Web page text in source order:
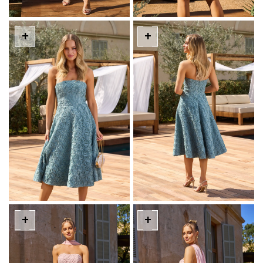
+ +
+ +